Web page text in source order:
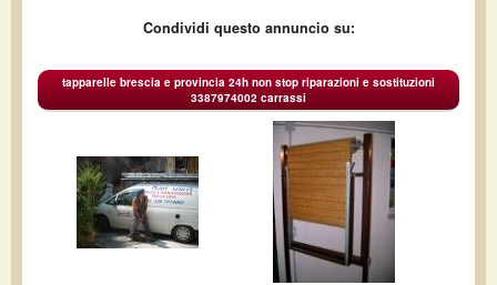
Condividi questo annuncio su:
tapparelle brescia e provincia 24h non stop riparazioni e sostituzioni
3387974002 carrassi